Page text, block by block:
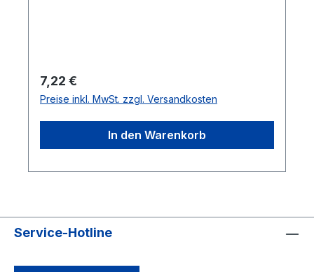
gefährliches Chlor sofort Bindet giftige
Schwermetalle wie Kupfer, Zink und Blei
Fügt natürliche Bio-Wirkstoffe und
Pflegesubstanzen zu 15 ml für 150 l
FrischwasserArt.Nr.5908
Regulärer Preis:
7,22 €
Preise inkl. MwSt. zzgl. Versandkosten
In den Warenkorb
Service-Hotline